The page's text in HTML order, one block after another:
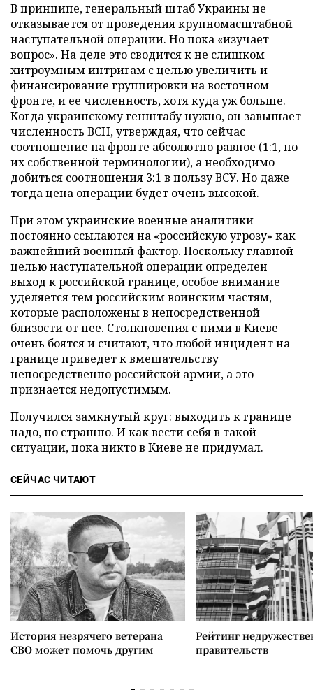
В принципе, генеральный штаб Украины не
отказывается от проведения крупномасштабной
наступательной операции. Но пока «изучает
вопрос». На деле это сводится к не слишком
хитроумным интригам с целью увеличить и
финансирование группировки на восточном
фронте, и ее численность,хотя куда уж больше.
Когда украинскому генштабу нужно, он завышает
численность ВСН, утверждая, что сейчас
соотношение на фронте абсолютно равное (1:1, по
их собственной терминологии), а необходимо
добиться соотношения 3:1 в пользу ВСУ. Но даже
тогда цена операции будет очень высокой.
При этом украинские военные аналитики
постоянно ссылаются на «российскую угрозу» как
важнейший военный фактор. Поскольку главной
целью наступательной операции определен
выход к российской границе, особое внимание
уделяется тем российским воинским частям,
которые расположены в непосредственной
близости от нее. Столкновения с ними в Киеве
очень боятся и считают, что любой инцидент на
границе приведет к вмешательству
непосредственно российской армии, а это
признается недопустимым.
Получился замкнутый круг: выходить к границе
надо, но страшно. И как вести себя в такой
ситуации, пока никто в Киеве не придумал.
СЕЙЧАС ЧИТАЮТ
История незрячего ветерана
СВО может помочь другим
Рейтинг
правительств